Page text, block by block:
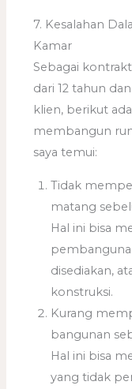
7. Kesalahan
Kamar
Sebagai
dari 12 tahun
klien, berikut
membangun
saya temui:
Tidak
matang
Hal ini bisa
disediakan,
konstruksi.
Kurang
bangunan
Hal ini bisa
yang tidak